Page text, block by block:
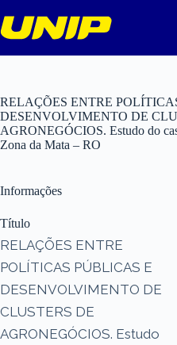
para
o
RELAÇÕES ENTRE
DESENVOLVIMENTO DE
AGRONEGÓCIOS. Estudo do
Zona da Mata – RO
Informações
Título
RELAÇÕES ENTRE
POLÍTICAS PÚBLICAS E
DESENVOLVIMENTO DE
CLUSTERS DE
AGRONEGÓCIOS. Estudo